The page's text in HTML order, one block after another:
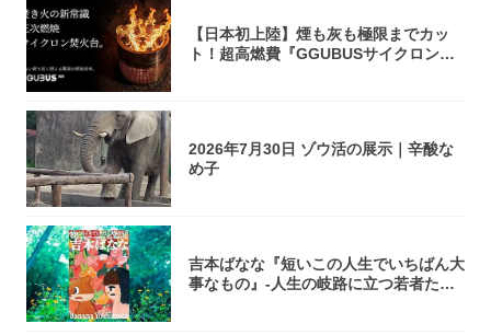
【日本初上陸】煙も灰も極限までカッ
ト！超高燃費『GGUBUSサイクロン焚
2026年7月30日 ゾウ活の展示｜辛酸な
め子
吉本ばなな『短いこの人生でいちばん大
事なもの』-人生の岐路に立つ若者たち